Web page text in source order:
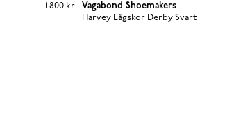
1 800 kr
1 800 kr
Vagabond Shoemakers
Harvey Lågskor Derby Svart